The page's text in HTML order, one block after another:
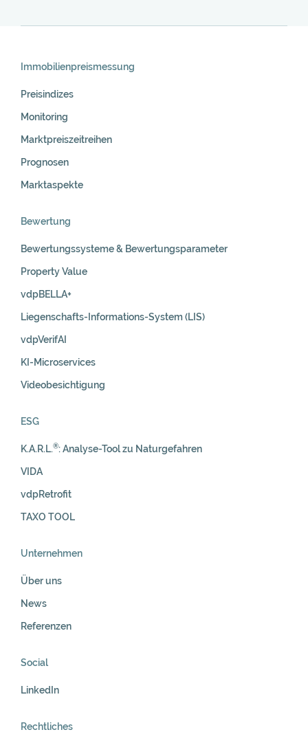
Navigation
Immobilienpreis­messung
Preisindizes
Monitoring
Marktpreiszeitreihen
Prognosen
Marktaspekte
Bewertung
Bewertungssysteme & Bewertungsparameter
Property Value
vdpBELLA+
Liegenschafts-Informations-System (LIS)
vdpVerifAI
KI-Microservices
Videobesichtigung
ESG
K.A.R.L.®: Analyse-Tool zu Naturgefahren
VIDA
vdpRetrofit
TAXO TOOL
Unternehmen
Über uns
News
Referenzen
Social
LinkedIn
Rechtliches